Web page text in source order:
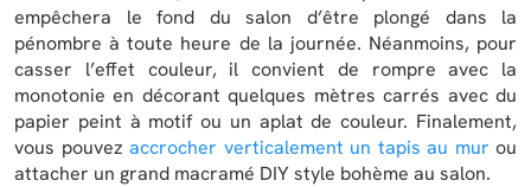
empêchera le fond du salon d’être plongé dans la
pénombre à toute heure de la journée. Néanmoins, pour
casser l’effet couleur, il convient de rompre avec la
monotonie en décorant quelques mètres carrés avec du
papier peint à motif ou un aplat de couleur. Finalement,
vous pouvez accrocher verticalement un tapis au mur ou
attacher un grand macramé DIY style bohème au salon.